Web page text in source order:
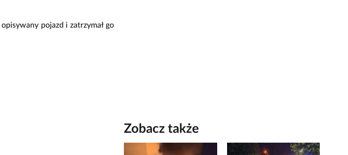
pojazd i zatrzymał go
Zobacz także